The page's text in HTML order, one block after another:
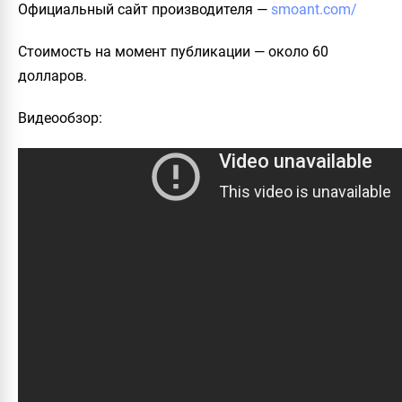
Официальный сайт производителя — smoant.com/
Стоимость на момент публикации — около 60
долларов.
Видеообзор: